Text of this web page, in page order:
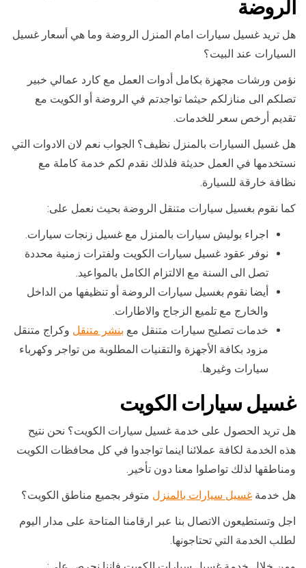
الروضة
هل تريد غسيل سيارات امام المنزل الروضة وما هي أسعار غسيل
السيارات عند البيت؟
نؤمن ورشات مجهزة بكامل أدوات العمل مع كارد عمالي خبير
تصلكم الى منازلكم حيثما تواجدتم في الروضة أو الكويت مع
تقديم أرخص سعر للخدمات.
هل غسيل السيارات بالمنزل نظيف؟ الجواب نعم لان الادوات التي
نستخدمها في العمل حديثة فلذلك نقدم لكم خدمة كاملة مع
نظافة خارقة للسيارة.
كما نقوم بغسيل سيارات متنقل الروضة بحيث نعمل على:
اجراء بوليش سيارات بالمنزل مع غسيل زنجات سيارات.
نوفر عقود غسيل سيارات الكويت ولفترات زمنية محددة
تصل الى السنة مع الالتزام الكامل بالمواعيد.
أيضا نقوم بغسيل سيارات الروضة أو تنظيفها من الداخل
والخارج مع تلميع الزجاج والاطارات.
خدمات تصليح سيارات متنقل مع بنشر متنقل وكراج متنقل
مزود بكافة الأجهزة والتقنيات المطلوبة من تواجر وكهرباء
سيارات وغيرها.
غسيل سيارات الكويت
هل تريد الحصول على خدمة غسيل سيارات الكويت؟ نحن نتيح
هذه الخدمة لكافة عملائنا اينما تواجدوا في كل محافظات الكويت
ومناطقها لذلك تواصلوا معنا دون تأخير.
هل خدمة غسيل سيارات بالمنزل متوفر بجميع مناطق الكويت؟
اجل وتستطيعون الاتصال بنا عبر ارقامنا المتاحة على مدار اليوم
لطلب الخدمة التي تحتاجونها.